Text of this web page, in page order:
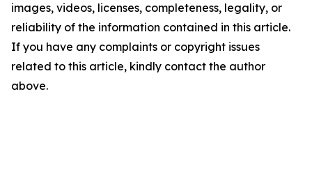
images, videos, licenses, completeness, legality, or
reliability of the information contained in this article.
If you have any complaints or copyright issues
related to this article, kindly contact the author
above.